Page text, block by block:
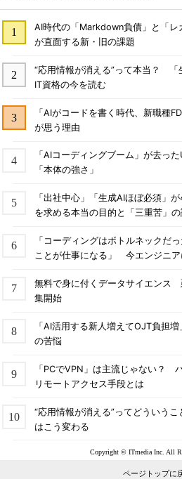
AI時代の「Markdown負債」と「レ
が直面する新・旧の課題
“応用情報が消える”って本当？
IT資格の今を読む
「AIがコードを書く時代、新職種
が思う理由
「AIコーディングブーム」が去っ
「本体の強さ」
「出社中心」「生成AIほぼ必須」
を求める本当の目的と「三重苦」の
「コーディングはボトルネックだ
ことが仕事になる」 今エンジニア
無料で身に付くデータサイエンス
集開始
「AI活用する新人増えてOJT負担
の苦悩
「PCでVPN」は主流じゃない？
リモートアクセス手段とは
“応用情報が消える”ってどういう
はこう変わる
Copyright © ITmedia Inc. All
ページトップに